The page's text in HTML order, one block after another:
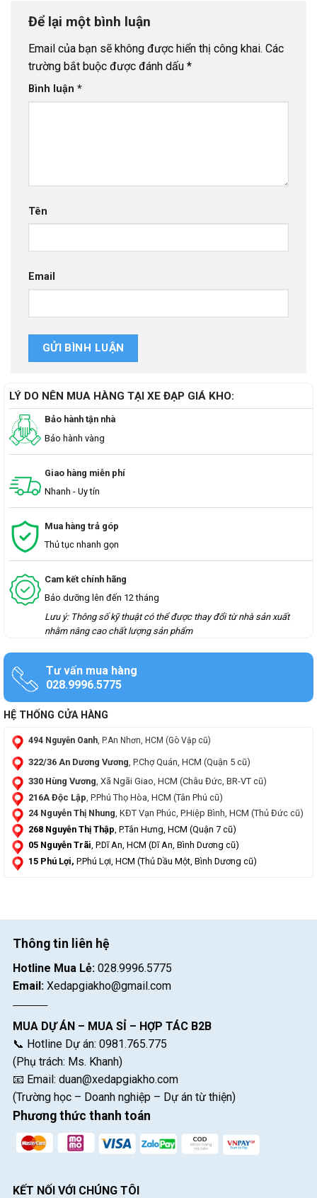
Để lại một bình luận
Email của bạn sẽ không được hiển thị công khai. Các
trường bắt buộc được đánh dấu *
Bình luận *
Tên
Email
LÝ DO NÊN MUA HÀNG TẠI XE ĐẠP GIÁ KHO:
Bảo hành tận nhà
Bảo hành vàng
Giao hàng miễn phí
Nhanh - Uy tín
Mua hàng trả góp
Thủ tục nhanh gọn
Cam kết chính hãng
Bảo dưỡng lên đến 12 tháng
Lưu ý: Thông số kỹ thuật có thể được thay đổi từ nhà sản xuất
nhằm nâng cao chất lượng sản phẩm
Tư vấn mua hàng
028.9996.5775
HỆ THỐNG CỬA HÀNG
494 Nguyễn Oanh , P.An Nhơn, HCM (Gò Vập cũ)
322/36 An Dương Vương , P.Chợ Quán, HCM (Quận 5 cũ)
330 Hùng Vương, Xã Ngãi Giao, HCM (Châu Đức, BR-VT cũ)
216A Độc Lập , P.Phú Thọ Hòa, HCM (Tân Phú cũ)
24 Nguyễn Thị Nhung, KĐT Vạn Phúc, P.Hiệp Bình, HCM (Thủ Đức cũ)
268 Nguyễn Thị Thập , P.Tân Hưng, HCM (Quận 7 cũ)
05 Nguyễn Trãi, P.Dĩ An, HCM (Dĩ An, Bình Dương cũ)
15 Phú Lợi, P.Phú Lợi, HCM (Thủ Dầu Một, Bình Dương cũ)
Thông tin liên hệ
Hotline Mua Lẻ: 028.9996.5775
Email: Xedapgiakho@gmail.com
MUA DỰ ÁN – MUA SỈ – HỢP TÁC B2B
📞 Hotline Dự án: 0981.765.775
(Phụ trách: Ms. Khanh)
📧 Email: duan@xedapgiakho.com
(Trường học – Doanh nghiệp – Dự án từ thiện)
Phương thức thanh toán
KẾT NỐI VỚI CHÚNG TÔI